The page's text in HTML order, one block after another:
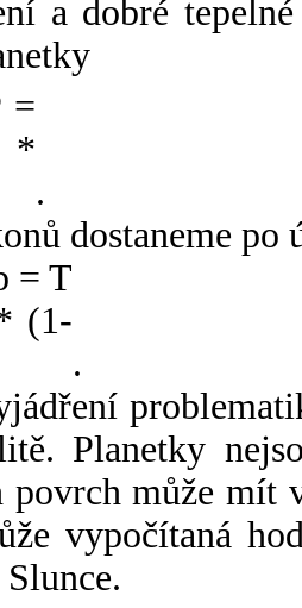
a dobré
.
dostaneme po
.
Planetky
povrch může mít
vypočítaná